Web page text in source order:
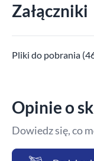
Załączniki
Pliki do pobrania
Opinie o
Dowiedz się, co